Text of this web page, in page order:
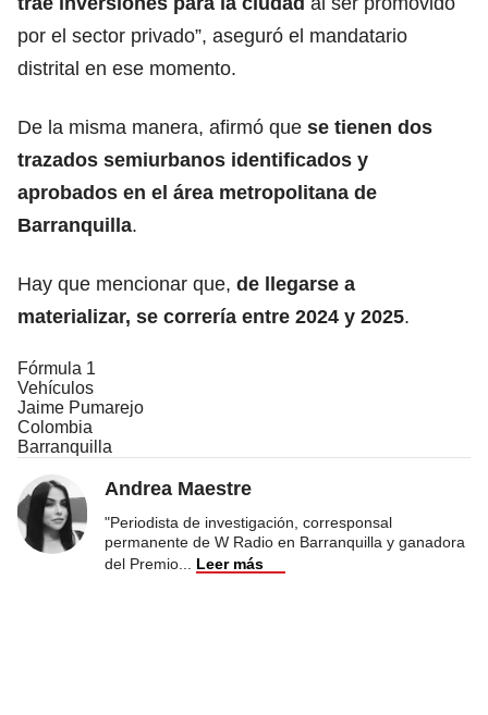
por el sector privado”, aseguró el mandatario
distrital en ese momento.
De la misma manera, afirmó que se tienen dos
trazados semiurbanos identificados y
aprobados en el área metropolitana de
Barranquilla.
Hay que mencionar que, de llegarse a
materializar, se correría entre 2024 y 2025.
Fórmula 1
Vehículos
Jaime Pumarejo
Colombia
Barranquilla
Andrea Maestre
"Periodista de investigación, corresponsal
permanente de W Radio en Barranquilla y ganadora
del Premio
Leer más